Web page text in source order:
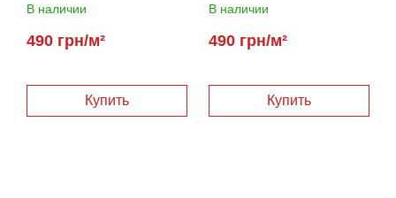
В наличии
490 грн/м²
В наличии
490 грн/м²